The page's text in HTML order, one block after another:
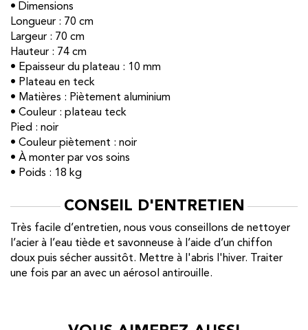
• Dimensions
Longueur : 70 cm
Largeur : 70 cm
Hauteur : 74 cm
• Epaisseur du plateau : 10 mm
• Plateau en teck
• Matières : Piètement aluminium
• Couleur : plateau teck
Pied : noir
• Couleur piètement : noir
• À monter par vos soins
• Poids : 18 kg
CONSEIL D'ENTRETIEN
Très facile d’entretien, nous vous conseillons de nettoyer
l’acier à l’eau tiède et savonneuse à l’aide d’un chiffon
doux puis sécher aussitôt. Mettre à l'abris l'hiver. Traiter
une fois par an avec un aérosol antirouille.